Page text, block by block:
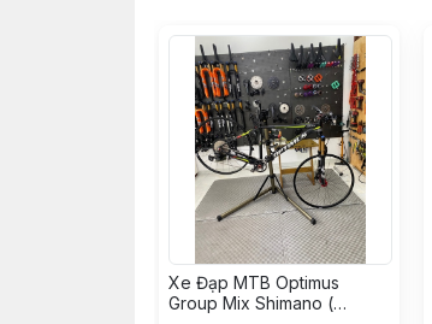
Hệ Thống Truyền Động
Xe Đạp MTB Optimus
Group Mix Shimano (